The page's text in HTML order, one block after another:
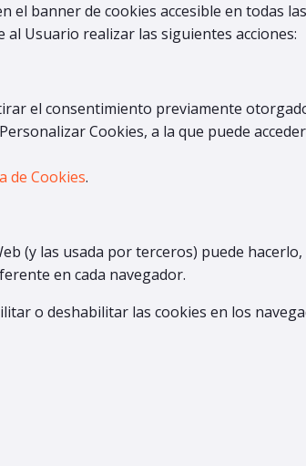
banner de cookies accesible en todas
Usuario realizar las siguientes acciones:
el consentimiento previamente
Cookies, a la que puede
de Cookies.
(y las usada por terceros) puede
en cada navegador.
o deshabilitar las cookies en los